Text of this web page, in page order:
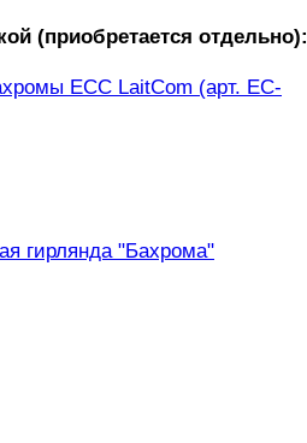
(приобретается отдельно):
ECC LaitCom (арт. EC-
гирлянда "Бахрома"